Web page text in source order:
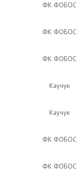
ФК ФОБОС
ФК ФОБОС
ФК ФОБОС
Каучук
Каучук
ФК ФОБОС
ФК ФОБОС